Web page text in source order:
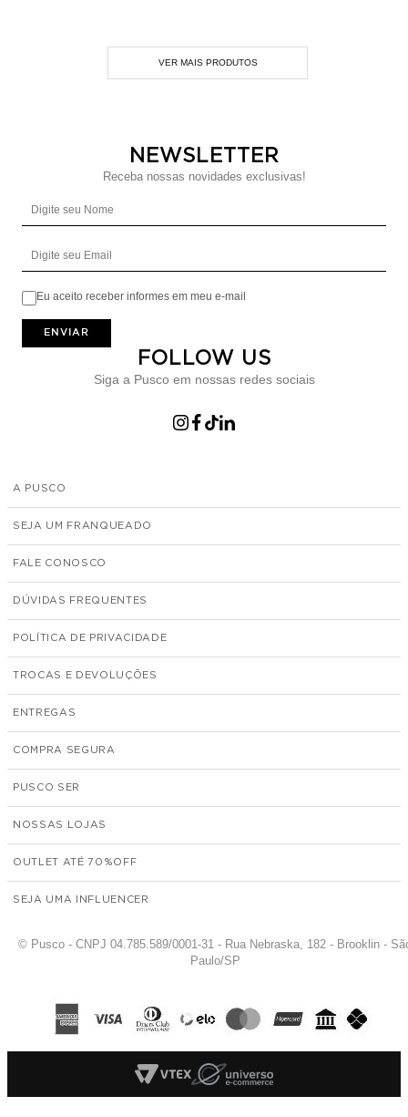
NEWSLETTER
Receba nossas novidades exclusivas!
Eu aceito receber informes em meu e-mail
ENVIAR
FOLLOW US
Siga a Pusco em nossas redes sociais
A PUSCO
SEJA UM FRANQUEADO
FALE CONOSCO
DÚVIDAS FREQUENTES
POLÍTICA DE PRIVACIDADE
TROCAS E DEVOLUÇÕES
ENTREGAS
COMPRA SEGURA
PUSCO SER
NOSSAS LOJAS
OUTLET ATÉ 70%
SEJA UMA INFLUENCER
© Pusco - CNPJ 04.785.589/0001-31 - Rua Nebraska, 182 - Brooklin -
Paulo/SP